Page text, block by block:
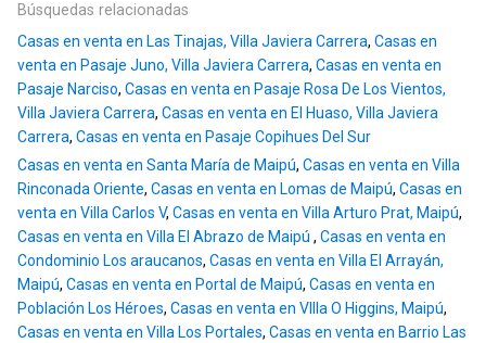
Búsquedas relacionadas
Casas en venta en Las Tinajas, Villa Javiera Carrera, Casas en
venta en Pasaje Juno, Villa Javiera Carrera, Casas en venta en
Pasaje Narciso, Casas en venta en Pasaje Rosa De Los Vientos,
Villa Javiera Carrera, Casas en venta en El Huaso, Villa Javiera
Carrera, Casas en venta en Pasaje Copihues Del Sur
Casas en venta en Santa María de Maipú, Casas en venta en Villa
Rinconada Oriente, Casas en venta en Lomas de Maipú, Casas en
venta en Villa Carlos V, Casas en venta en Villa Arturo Prat, Maipú,
Casas en venta en Villa El Abrazo de Maipú , Casas en venta en
Condominio Los araucanos, Casas en venta en Villa El Arrayán,
Maipú, Casas en venta en Portal de Maipú, Casas en venta en
Población Los Héroes, Casas en venta en VIlla O Higgins, Maipú,
Casas en venta en Villa Los Portales, Casas en venta en Barrio Las